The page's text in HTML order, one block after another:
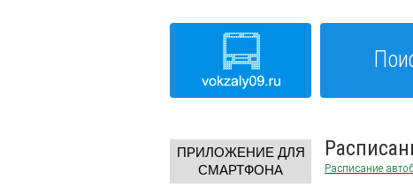
ПРИЛОЖЕНИЕ ДЛЯ
СМАРТФОНА
Расписание